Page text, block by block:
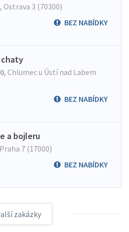
, Ostrava 3 (70300)
BEZ NABÍDKY
, Chlumec u Ústí nad Labem
BEZ NABÍDKY
a bojleru
Praha 7 (17000)
BEZ NABÍDKY
zakázky